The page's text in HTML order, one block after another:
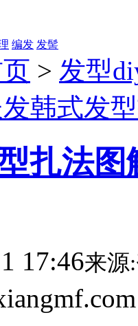
编发 发髻
> 发型
韩式发
扎法
17:46来源: